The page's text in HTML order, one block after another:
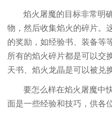
焰火屠魔的目标非常明
物，然后收集焰火的碎片。
的奖励，如经验书、装备等
所有的焰火碎片都是可以交
天书、焰火龙晶是可以被兑
要怎么样在焰火屠魔中
面是一些经验和技巧，供各